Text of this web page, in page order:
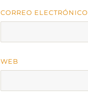
CORREO ELECTRÓNICO
WEB